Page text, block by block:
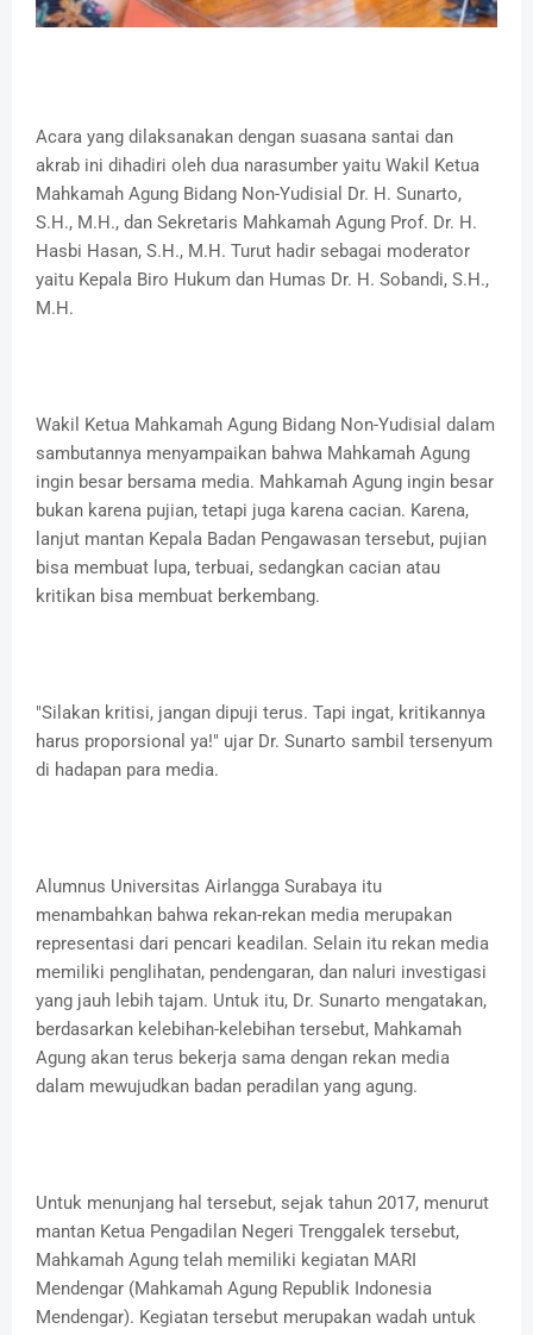
Acara yang dilaksanakan dengan suasana santai dan
akrab ini dihadiri oleh dua narasumber yaitu Wakil Ketua
Mahkamah Agung Bidang Non-Yudisial Dr. H. Sunarto,
S.H., M.H., dan Sekretaris Mahkamah Agung Prof. Dr. H.
Hasbi Hasan, S.H., M.H. Turut hadir sebagai moderator
yaitu Kepala Biro Hukum dan Humas Dr. H. Sobandi, S.H.,
M.H.
Wakil Ketua Mahkamah Agung Bidang Non-Yudisial dalam
sambutannya menyampaikan bahwa Mahkamah Agung
ingin besar bersama media. Mahkamah Agung ingin besar
bukan karena pujian, tetapi juga karena cacian. Karena,
lanjut mantan Kepala Badan Pengawasan tersebut, pujian
bisa membuat lupa, terbuai, sedangkan cacian atau
kritikan bisa membuat berkembang.
"Silakan kritisi, jangan dipuji terus. Tapi ingat, kritikannya
harus proporsional ya!" ujar Dr. Sunarto sambil tersenyum
di hadapan para media.
Alumnus Universitas Airlangga Surabaya itu
menambahkan bahwa rekan-rekan media merupakan
representasi dari pencari keadilan. Selain itu rekan media
memiliki penglihatan, pendengaran, dan naluri investigasi
yang jauh lebih tajam. Untuk itu, Dr. Sunarto mengatakan,
berdasarkan kelebihan-kelebihan tersebut, Mahkamah
Agung akan terus bekerja sama dengan rekan media
dalam mewujudkan badan peradilan yang agung.
Untuk menunjang hal tersebut, sejak tahun 2017, menurut
mantan Ketua Pengadilan Negeri Trenggalek tersebut,
Mahkamah Agung telah memiliki kegiatan MARI
Mendengar (Mahkamah Agung Republik Indonesia
Mendengar). Kegiatan tersebut merupakan wadah untuk